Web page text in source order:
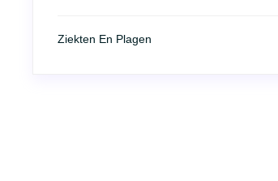
Ziekten En Plagen